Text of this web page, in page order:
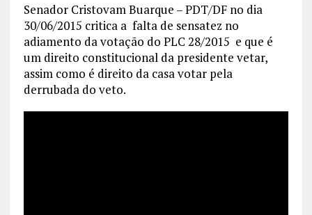
Senador Cristovam Buarque – PDT/DF no dia
30/06/2015 critica a falta de sensatez no
adiamento da votação do PLC 28/2015 e que é
um direito constitucional da presidente vetar,
assim como é direito da casa votar pela
derrubada do veto.